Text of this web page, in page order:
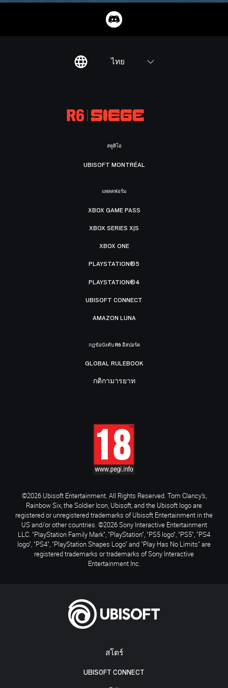
ไทย
สโตร์
UBISOFT CONNECT
สตูดิโอ
UBISOFT MONTRÉAL
แพลตฟอร์ม
XBOX GAME PASS
XBOX SERIES X|S
XBOX ONE
PLAYSTATION®5
PLAYSTATION®4
UBISOFT CONNECT
AMAZON LUNA
กฎข้อบังคับ R6 อีสปอร์ต
GLOBAL RULEBOOK
กติกามารยาท
©2026 Ubisoft Entertainment. All Rights Reserved. Tom Clancy’s,
Rainbow Six, the Soldier Icon, Ubisoft, and the Ubisoft logo are
registered or unregistered trademarks of Ubisoft Entertainment in the
US and/or other countries. ©2026 Sony Interactive Entertainment
LLC. "PlayStation Family Mark", "PlayStation", "PS5 logo", "PS5", "PS4
logo", "PS4", "PlayStation Shapes Logo" and "Play Has No Limits" are
registered trademarks or trademarks of Sony Interactive
Entertainment Inc.